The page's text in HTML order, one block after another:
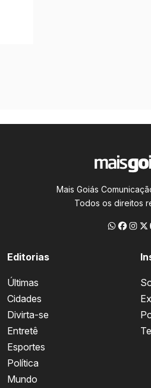
Mais Goiás
Todos os direitos
Editorias
Últimas
Cidades
Divirta-se
Entretê
Esportes
Política
Mundo